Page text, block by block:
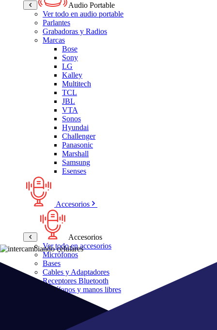
Audio Portable
Ver todo en audio portable
Parlantes
Grabadoras y Radios
Marcas
Bose
Sony
LG
Kalley
Multitech
TCL
JBL
VTA
Sonos
Hyundai
Challenger
Panasonic
Marshall
Samsung
Esenses
Accesorios
Accesorios
Ver todo en accesorios
Micrófonos
Bases
Cables y Adaptadores
Receptores Bluetooth
Audífonos y manos libres